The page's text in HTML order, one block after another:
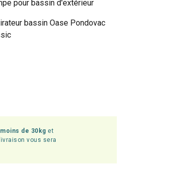
pour bassin d'extérieur
bassin Oase Pondovac
moins de 30kg et
vous sera